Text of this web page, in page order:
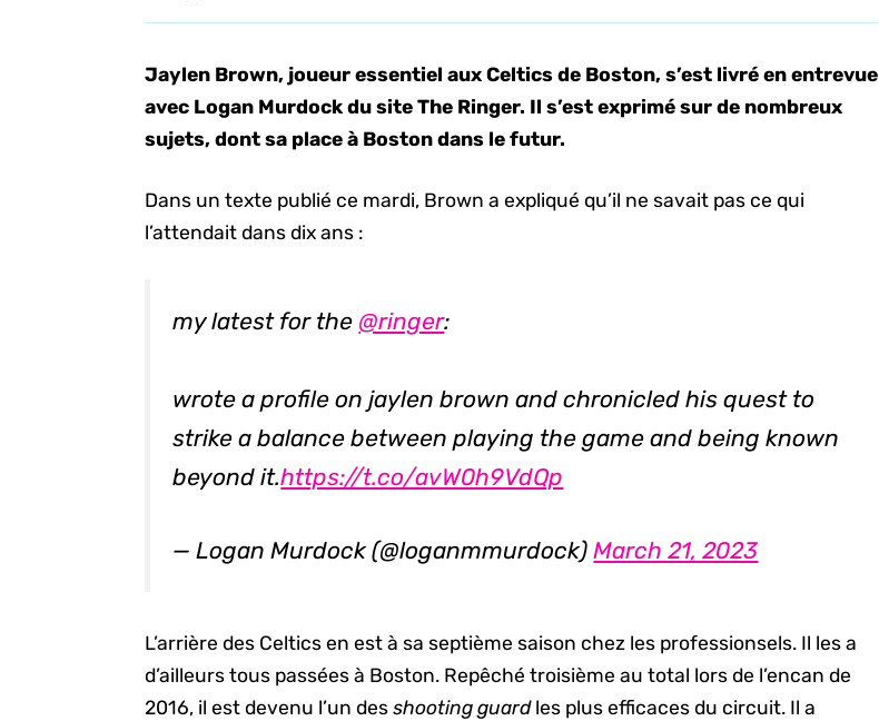
Jaylen Brown, joueur essentiel aux Celtics de Boston, s’est livré en entrevue
avec Logan Murdock du site The Ringer. Il s’est exprimé sur de nombreux
sujets, dont sa place à Boston dans le futur.
Dans un texte publié ce mardi, Brown a expliqué qu’il ne savait pas ce qui
l’attendait dans dix ans :
my latest for the @ringer:
wrote a profile on jaylen brown and chronicled his quest to
strike a balance between playing the game and being known
beyond it.https://t.co/avW0h9VdQp
— Logan Murdock (@loganmmurdock)March 21, 2023
L’arrière des Celtics en est à sa septième saison chez les professionsels. Il les a
d’ailleurs tous passées à Boston. Repêché troisième au total lors de l’encan de
2016, il est devenu l’un desshooting guardles plus efficaces du circuit. Il a